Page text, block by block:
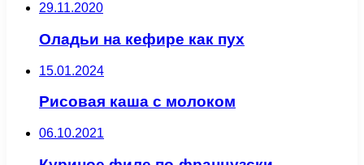
29.11.2020
Оладьи на кефире как пух
15.01.2024
Рисовая каша с молоком
06.10.2021